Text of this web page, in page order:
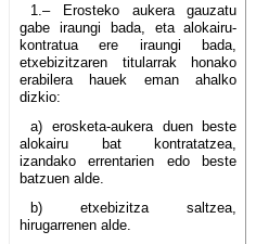
1.– Erosteko aukera gauzatu
gabe iraungi bada, eta alokairu-
kontratua ere iraungi bada,
etxebizitzaren titularrak honako
erabilera hauek eman ahalko
dizkio:
a) erosketa-aukera duen beste
alokairu bat kontratatzea,
izandako errentarien edo beste
batzuen alde.
b) etxebizitza saltzea,
hirugarrenen alde.